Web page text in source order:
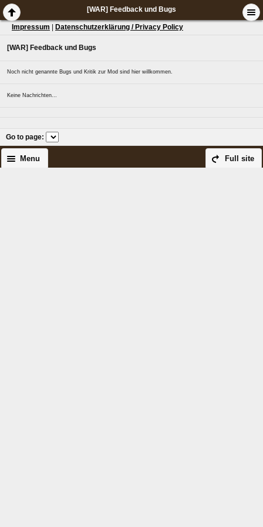
[WAR] Feedback und Bugs
Impressum Datenschutzerklärung / Privacy Policy
[WAR] Feedback und Bugs
Noch nicht genannte Bugs und Kritik zur Mod sind hier willkommen.
Keine Nachrichten...
Go to page:
Full site
Menu